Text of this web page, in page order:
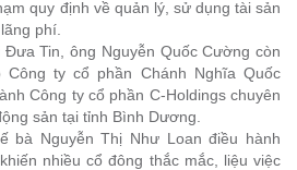
quy định về quản lý, sử dụng tài sản
phí.
Tin, ông Nguyễn Quốc Cường còn
Công ty cổ phần Chánh Nghĩa Quốc
Công ty cổ phần C-Holdings chuyên
sản tại tỉnh Bình Dương.
bà Nguyễn Thị Như Loan điều hành
nhiều cổ đông thắc mắc, liệu việc